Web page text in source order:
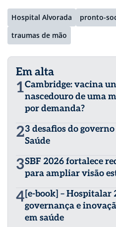
Hospital Alvorada pronto-
traumas de mão
Em alta
1Cambridge: vacina
nascedouro de uma
por demanda?
23 desafios do
Saúde
3SBF 2026 fortalece
para ampliar visão
4[e-book] – Hospitalar
governança e
em saúde